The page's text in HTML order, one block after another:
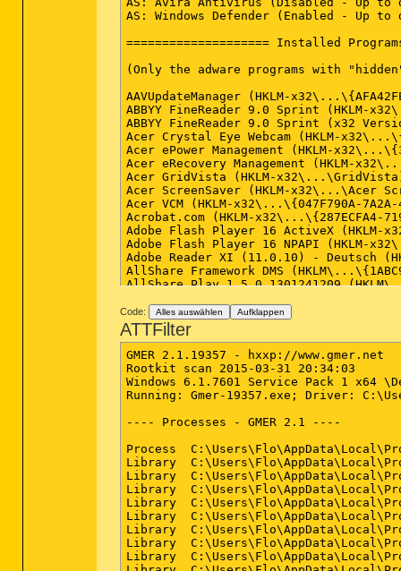
Code: Alles auswählen Aufklappen
ATTFilter
GMER 2.1.19357 - hxxp://www.gmer.net
Rootkit scan 2015-03-31 20:34:03
Windows 6.1.7601 Service Pack 1 x64
Running: Gmer-19357.exe; Driver:
---- Processes - GMER 2.1 ----
Process
Library
Library
Library
Library
Library
Library
Library
Library